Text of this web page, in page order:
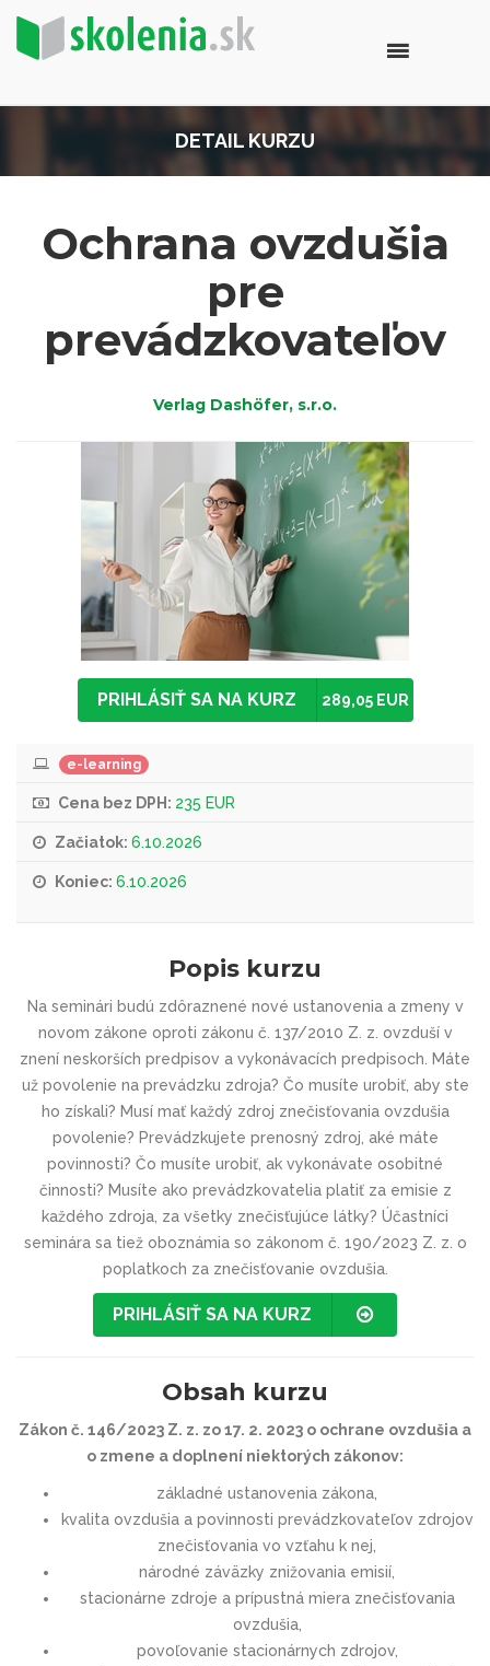
DETAIL KURZU
Ochrana ovzdušia
pre
prevádzkovateľov
Verlag Dashöfer, s.r.o.
PRIHLÁSIŤ SA NA KURZ 289,05 EUR
e-learning
Cena bez DPH: 235 EUR
Začiatok: 6.10.2026
Koniec: 6.10.2026
Popis kurzu
Na seminári budú zdôraznené nové ustanovenia a zmeny v
novom zákone oproti zákonu č. 137/2010 Z. z. ovzduší v
znení neskorších predpisov a vykonávacích predpisoch. Máte
už povolenie na prevádzku zdroja? Čo musíte urobiť, aby ste
ho získali? Musí mať každý zdroj znečisťovania ovzdušia
povolenie? Prevádzkujete prenosný zdroj, aké máte
povinnosti? Čo musíte urobiť, ak vykonávate osobitné
činnosti? Musíte ako prevádzkovatelia platiť za emisie z
každého zdroja, za všetky znečisťujúce látky? Účastníci
seminára sa tiež oboznámia so zákonom č. 190/2023 Z. z. o
poplatkoch za znečisťovanie ovzdušia.
PRIHLÁSIŤ SA NA KURZ
Obsah kurzu
Zákon č. 146/2023 Z. z. zo 17. 2. 2023 o ochrane ovzdušia a
o zmene a doplnení niektorých zákonov:
základné ustanovenia zákona,
kvalita ovzdušia a povinnosti prevádzkovateľov zdrojov
znečisťovania vo vzťahu k nej,
národné záväzky znižovania emisií,
stacionárne zdroje a prípustná miera znečisťovania
ovzdušia,
povoľovanie stacionárnych zdrojov,